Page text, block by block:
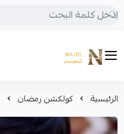
متجر نجد
الرئيسية كولكشن رمضان